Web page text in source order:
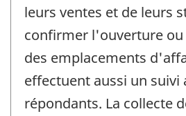
leurs ventes et de leurs
confirmer l'ouverture
des emplacements
effectuent aussi un suivi
répondants. La collecte